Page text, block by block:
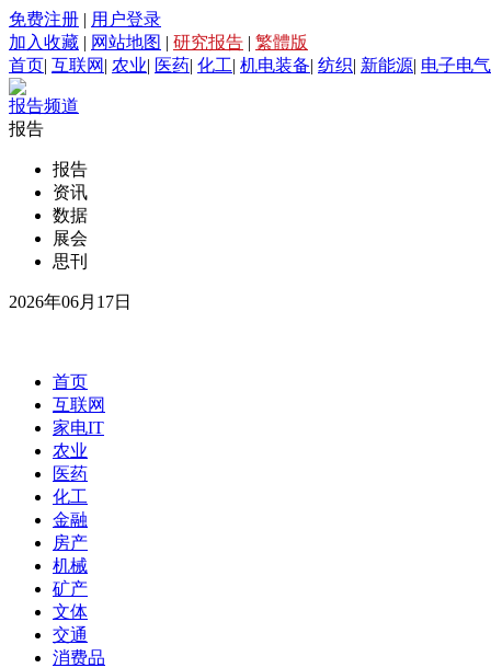
免费注册 | 用户登录
加入收藏 | 网站地图 | 研究报告 | 繁體版
首页| 互联网 | 农业| 医药| 化工| 机电装备| 纺织| 新能源| 电子电气
报告频道
报告
报告
资讯
数据
展会
思刊
2026年06月17日
首页
互联网
家电IT
农业
医药
化工
金融
房产
机械
矿产
文体
交通
消费品